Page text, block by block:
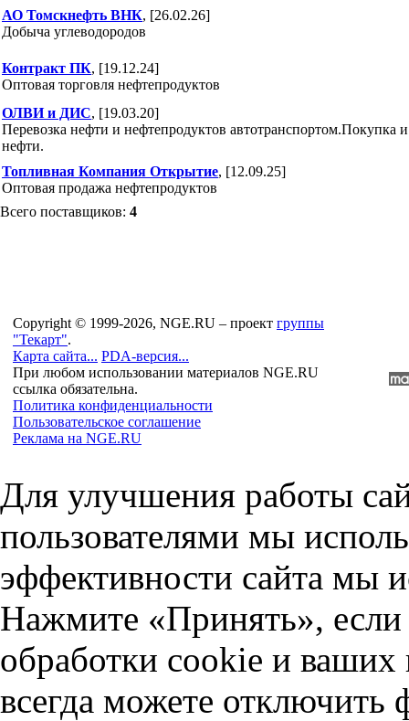
АО Томскнефть ВНК, [26.02.26]
Добыча углеводородов
Контракт ПК, [19.12.24]
Оптовая торговля нефтепродуктов
ОЛВИ и ДИС, [19.03.20]
Перевозка нефти и нефтепродуктов автотранспортом.Покупка
нефти.
Топливная Компания Открытие, [12.09.25]
Оптовая продажа нефтепродуктов
Всего поставщиков: 4
Copyright © 1999-2026, NGE.RU – проект группы
"Текарт".
Карта сайта... PDA-версия...
При любом использовании материалов NGE.RU
ссылка обязательна.
Политика конфиденциальности
Пользовательское соглашение
Реклама на NGE.RU
Для улучшения работы
пользователями мы
эффективности сайта мы
Нажмите «Принять», если
обработки cookie и
всегда можете отключить